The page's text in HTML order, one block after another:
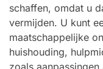
schaffen, omdat u
vermijden. U kunt
maatschappelijke
huishouding,
zoals